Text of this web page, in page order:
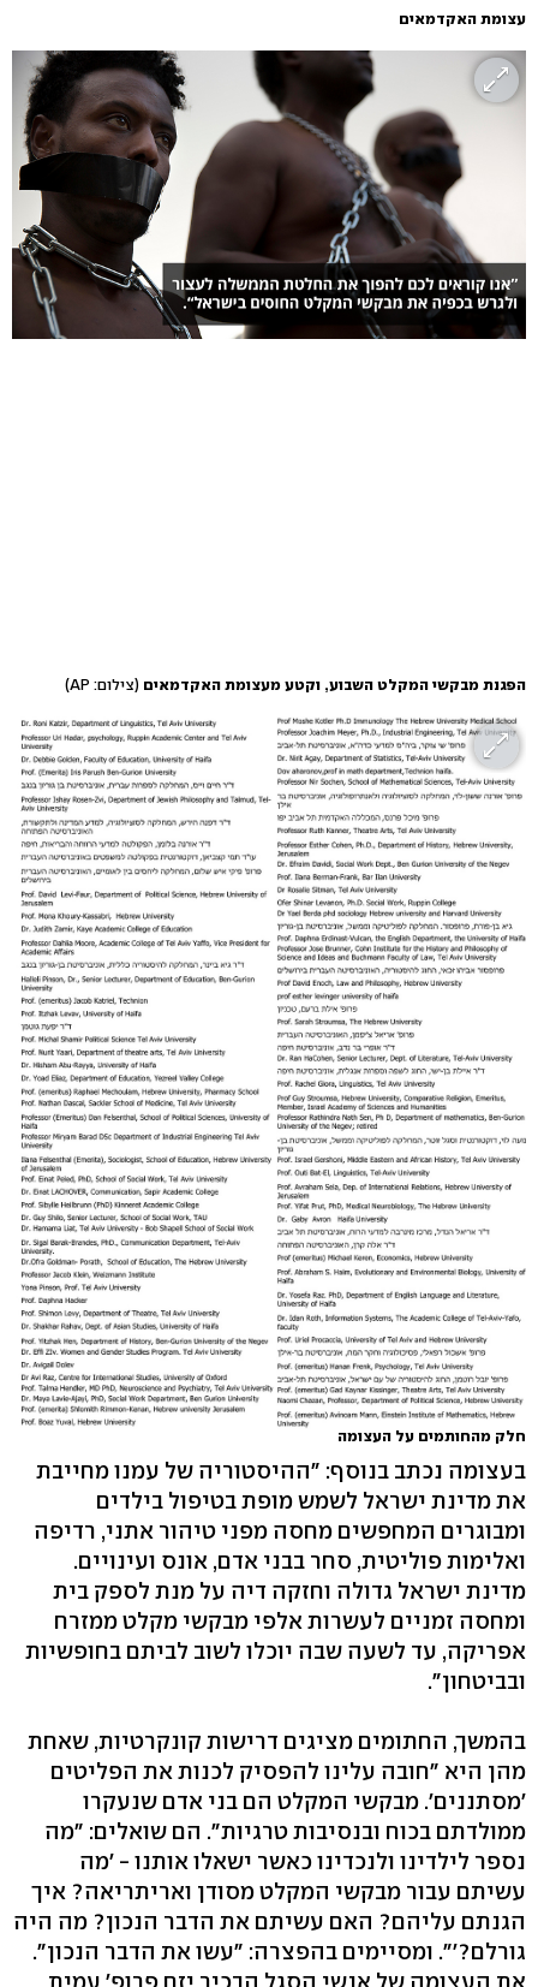
עצומת האקדמאים
הפגנת מבקשי המקלט השבוע, וקטע מעצומת האקדמאים (צילום: AP)
חלק מהחותמים על העצומה
בעצומה נכתב בנוסף: "ההיסטוריה של עמנו מחייבת
את מדינת ישראל לשמש מופת בטיפול בילדים
ומבוגרים המחפשים מחסה מפני טיהור אתני, רדיפה
ואלימות פוליטית, סחר בבני אדם, אונס ועינויים.
מדינת ישראל גדולה וחזקה דיה על מנת לספק בית
ומחסה זמניים לעשרות אלפי מבקשי מקלט ממזרח
אפריקה, עד לשעה שבה יוכלו לשוב לביתם בחופשיות
ובביטחון".
בהמשך, החתומים מציגים דרישות קונקרטיות, שאחת
מהן היא "חובה עלינו להפסיק לכנות את הפליטים
'מסתננים'. מבקשי המקלט הם בני אדם שנעקרו
ממולדתם בכוח ובנסיבות טרגיות". הם שואלים: "מה
נספר לילדינו ולנכדינו כאשר ישאלו אותנו - 'מה
עשיתם עבור מבקשי המקלט מסודן ואריתריאה? איך
הגנתם עליהם? האם עשיתם את הדבר הנכון? מה היה
גורלם?'". ומסיימים בהפצרה: "עשו את הדבר הנכון".
את העצומה של אנשי הסגל הבכיר יזם פרופ' עמית